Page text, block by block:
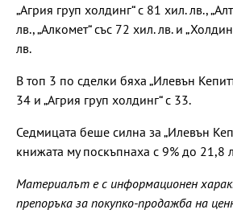
„Агрия груп холдинг“ с 81 хил. лв.,
лв., „Алкомет“ със 72 хил. лв. и
лв.
В топ 3 по сделки бяха „Илевън
34 и „Агрия груп холдинг“ с 33.
Седмицата беше силна за „Илевън
книжата му поскъпнаха с 9% до 21,8
Материалът е с информационен
препоръка за покупко-продажба на